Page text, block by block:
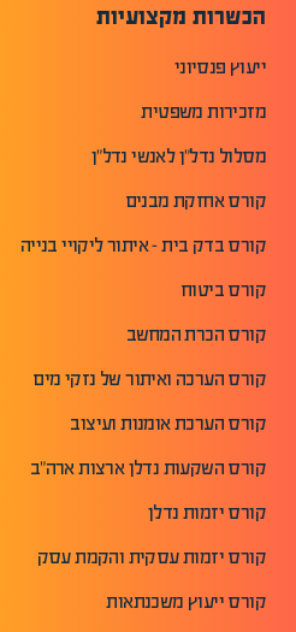
הכשרות מקצועיות
ייעוץ פנסיוני
מזכירות משפטית
מסלול נדל"ן לאנשי נדל"ן
קורס אחזקת מבנים
קורס בדק בית - איתור ליקויי בנייה
קורס ביטוח
קורס הכרת המחשב
קורס הערכה ואיתור של נזקי מים
קורס הערכת אומנות ועיצוב
קורס השקעות נדלן ארצות ארה"ב
קורס יזמות נדלן
קורס יזמות עסקית והקמת עסק
קורס ייעוץ משכנתאות